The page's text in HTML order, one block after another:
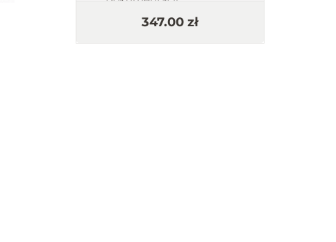
AI i wtyczki w praktyce
347.00 zł